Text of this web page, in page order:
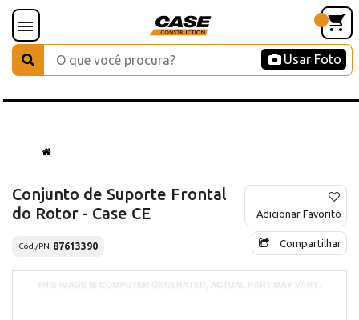
Usar Foto
Conjunto de Suporte Frontal
do Rotor - Case CE
Cód./PN 87613390
Adicionar Favorito
Compartilhar